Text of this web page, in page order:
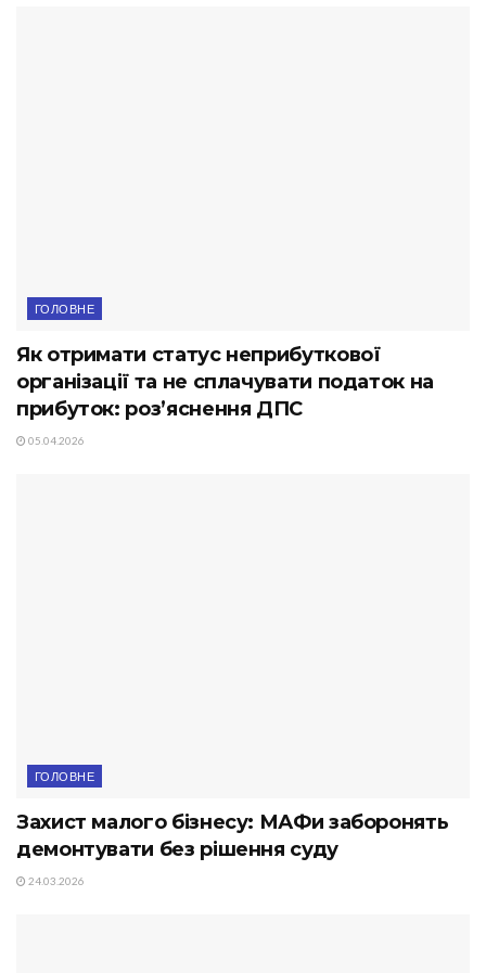
ГОЛОВНЕ
Як отримати статус неприбуткової
організації та не сплачувати податок на
прибуток: роз’яснення ДПС
05.04.2026
ГОЛОВНЕ
Захист малого бізнесу: МАФи заборонять
демонтувати без рішення суду
24.03.2026